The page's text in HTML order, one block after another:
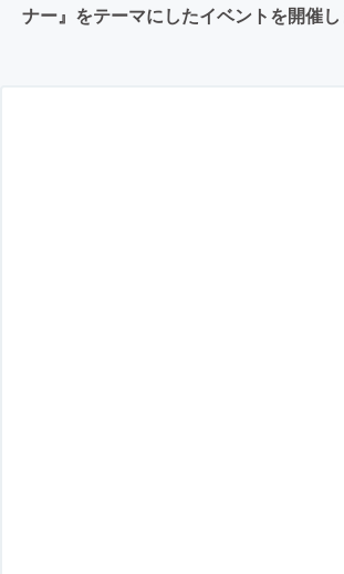
ナー』をテーマにしたイベントを開催し